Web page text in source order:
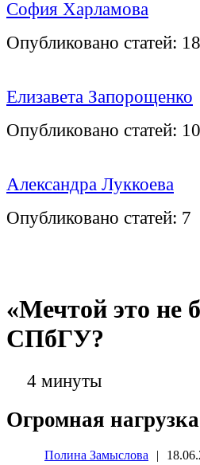
София Харламова
Опубликовано статей: 18
Елизавета Запорощенко
Опубликовано статей: 10
Александра Луккоева
Опубликовано статей: 7
«Мечтой это
СПбГУ?
4 минуты
Огромная
Полина Замыслова |